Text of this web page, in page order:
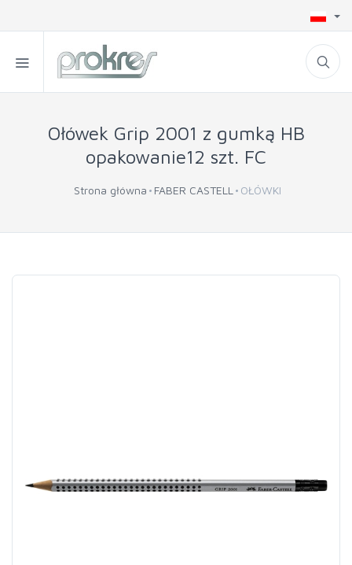
Ołówek Grip 2001 z gumką HB
opakowanie12 szt. FC
Strona główna FABER CASTELL OŁÓWKI